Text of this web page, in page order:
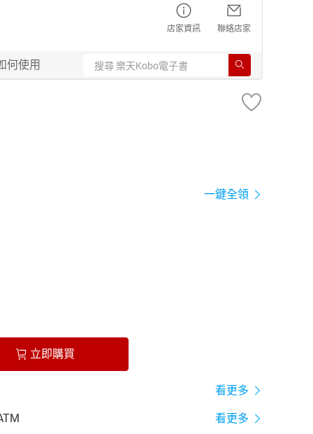
店家資訊 聯絡店家
何使用
一鍵全領
立即購買
看更多
看更多